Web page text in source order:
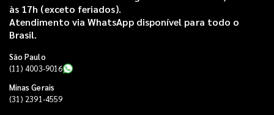
às 17h (exceto feriados).
Atendimento via WhatsApp disponível para todo o
Brasil.
São Paulo
(11) 4003-9016
Minas Gerais
(31) 2391-4559